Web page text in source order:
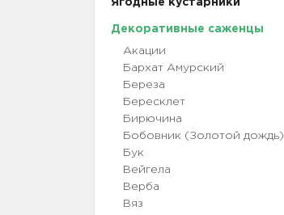
Ягодные кустарники
Декоративные саженцы
Акации
Бархат Амурский
Береза
Бересклет
Бирючина
Бобовник (Золотой дождь)
Бук
Вейгела
Верба
Вяз